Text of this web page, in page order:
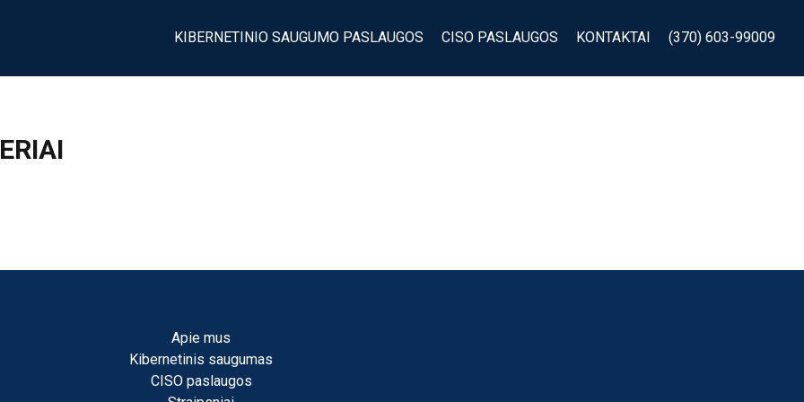
KIBERNETINIO SAUGUMO PASLAUGOS
CISO PASLAUGOS KONTAKTAI (370) 603-99009
Apie mus
Kibernetinis saugumas
CISO paslaugos